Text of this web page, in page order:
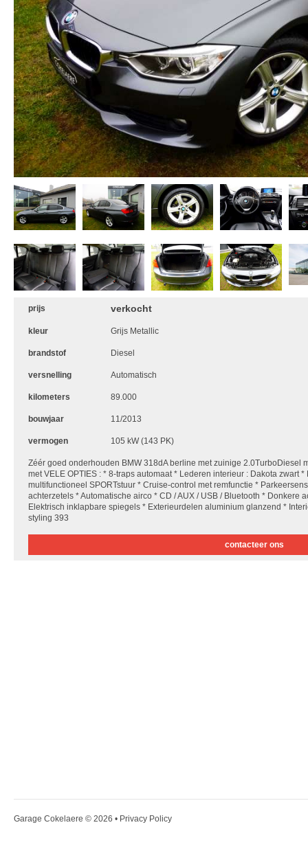
prijs verkocht
kleur Grijs Metallic
brandstof Diesel
versnelling Automatisch
kilometers 89.000
bouwjaar 11/2013
vermogen 105 kW (143 PK)
Zéér goed onderhouden BMW 318dA berline met zuinige 2.0TurboDiesel
met VELE OPTIES : * 8-traps automaat * Lederen interieur : Dakota zwart
multifunctioneel SPORTstuur * Cruise-control met remfunctie *
achterzetels * Automatische airco * CD / AUX / USB / Bluetooth * Donkere
Elektrisch inklapbare spiegels * Exterieurdelen aluminium glanzend *
styling 393
contacteer ons
Garage Cokelaere © 2026 • Privacy Policy